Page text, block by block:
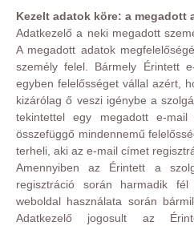
Kezelt adatok köre: a megadott
Adatkezelő a neki megadott
A megadott adatok
személy felel. Bármely Érintett
egyben felelősséget vállal azért,
kizárólag ő veszi igénybe a
tekintettel egy megadott e-
összefüggő mindennemű
terheli, aki az e-mail címet
Amennyiben az Érintett a
regisztráció során harmadik
weboldal használata során
Adatkezelő jogosult az